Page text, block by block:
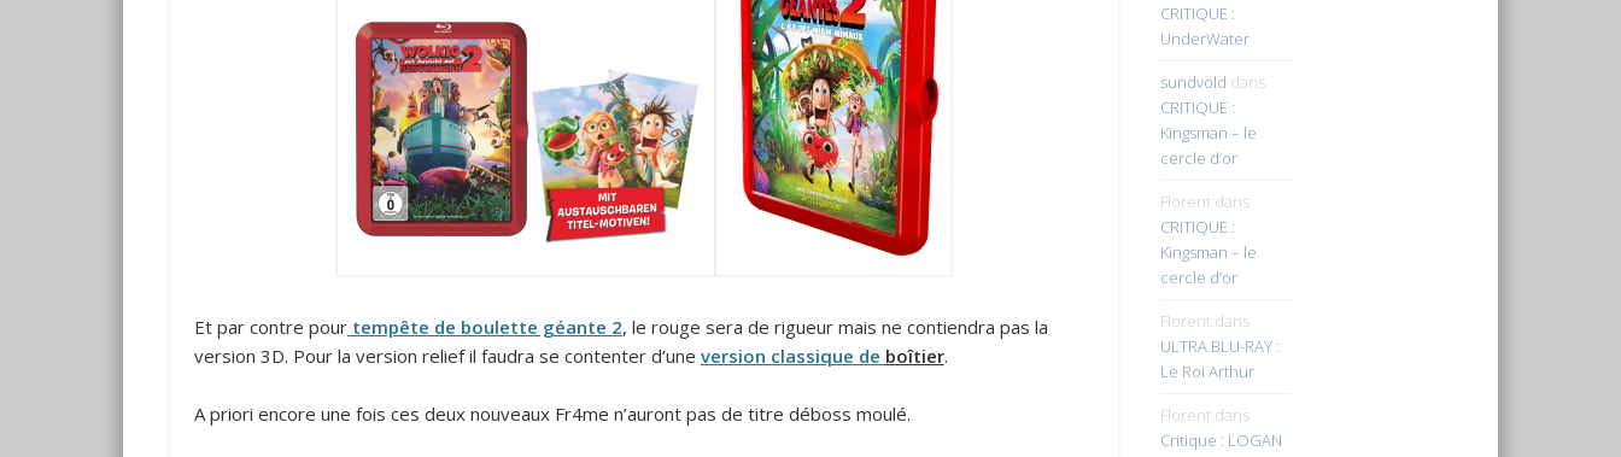
Et par contre pourtempête de boulette géante 2, le rouge sera de rigueur mais ne contiendra pas la
version 3D. Pour la version relief il faudra se contenter d’une version classique de boîtier.
A priori encore une fois ces deux nouveaux Fr4me n’auront pas de titre déboss moulé.
CRITIQUE :
UnderWater
sundvold dans
CRITIQUE :
Kingsman – le
cercle d’or
Florentdans
CRITIQUE :
Kingsman – le
cercle d’or
Florentdans
ULTRA BLU-RAY :
Le Roi Arthur
Florentdans
Critique : LOGAN